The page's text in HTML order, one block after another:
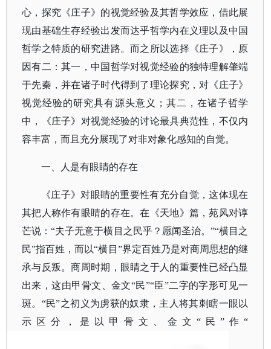
心，探究《庄子》的视觉经验及其哲学效应，借此展
现由基础生存经验出发而达乎哲学内在义理以及中国
哲学之特质的研究进路。而之所以选择《庄子》，原
因有二：其一，中国哲学对视觉经验的独特理解肇端
于先秦，并在诸子时代得到了理论探究，对《庄子》
视觉经验的研究具有源头意义；其二，在诸子哲学
中，《庄子》对视觉经验的讨论最具典范性，不仅内
容丰富，而且充分展现了对非对象化感知的自觉。
一、人是有眼睛的存在
《庄子》对眼睛的重要性有充分自觉，这体现在
其把人称作有眼睛的存在。在《天地》篇，苑风对谆
芒说：“夫子无意于横目之民乎？愿闻圣治。”“横目之
民”指百姓，而以“横目”界定百姓乃是对商周思想的继
承与反叛。商周时期，眼睛之于人的重要性已经凸显
出来，这由甲骨文、金文“民”“臣”二字的字形可见一
斑。“民”之初义为虏获的奴隶，主人将其刺瞎一眼以
示区分，是以甲骨文、金文“民”作“